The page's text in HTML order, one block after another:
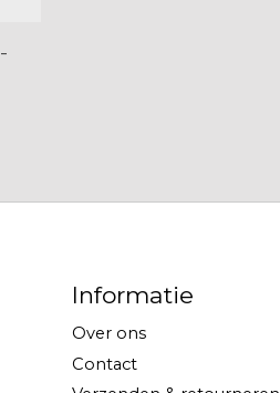
Informatie
Over ons
Contact